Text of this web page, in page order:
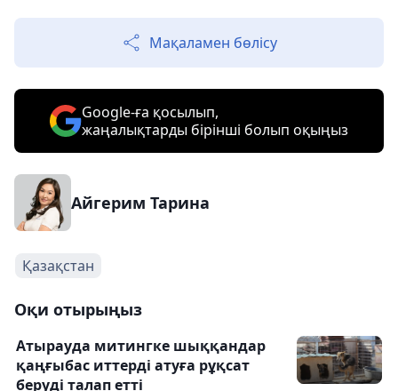
Мақаламен бөлісу
Google-ға қосылып,
жаңалықтарды бірінші болып оқыңыз
Айгерим Тарина
Қазақстан
Оқи отырыңыз
Атырауда митингке шыққандар
қаңғыбас иттерді атуға рұқсат
беруді талап етті